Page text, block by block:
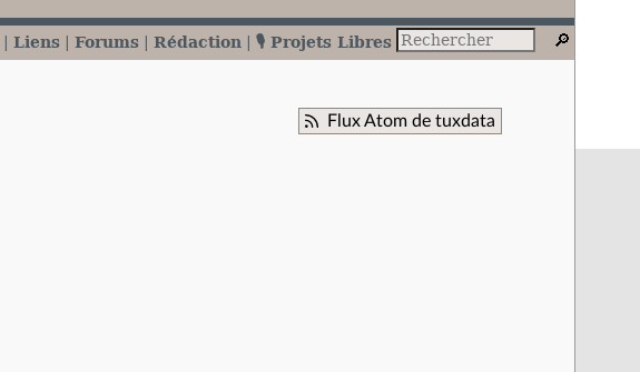
Liens Forums Rédaction 🎙️ Projets Libres
Flux Atom de tuxdata